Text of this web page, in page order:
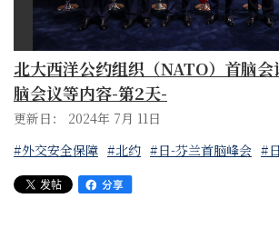
北大西洋公约组织（NATO）首脑
脑会议等内容-第2天-
更新日： 2024年 7月 11日
#外交安全保障 #北约 #日-芬兰首脑峰会 #